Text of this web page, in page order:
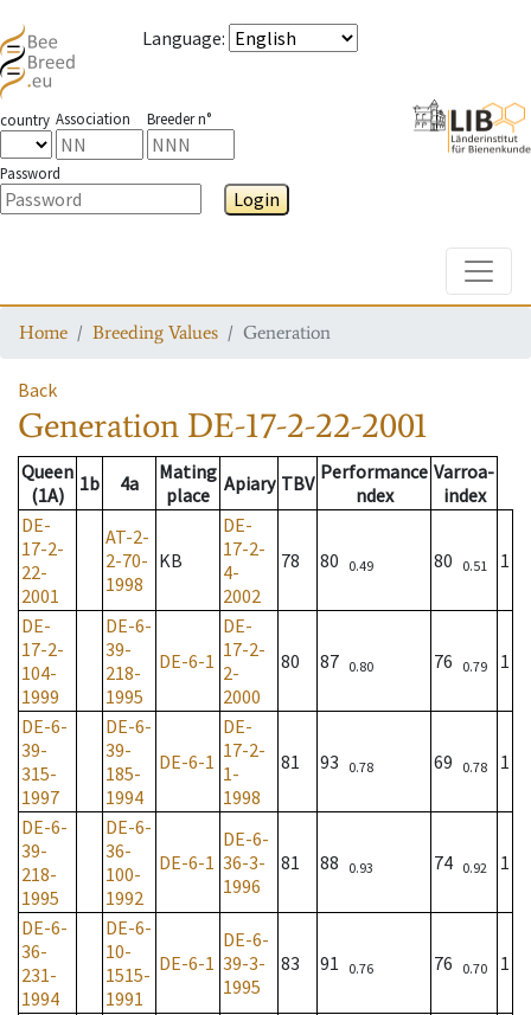
Language:
country Association Breeder n°
Password
Login
Home Breeding Values Generation
Back
Generation DE-17-2-22-2001
Queen
(1A)
1b 4a
Mating
place Apiary TBV Performance
ndex
Varroa-
index
DE-
17-2-
22-
2001
AT-2-
2-70-
1998
KB
DE-
17-2-
4-
2002
78 80 0.49 80 0.51 1
DE-
17-2-
104-
1999
DE-6-
39-
218-
1995
DE-6-1
DE-
17-2-
2-
2000
80 87 0.80 76 0.79 1
DE-6-
39-
315-
1997
DE-6-
39-
185-
1994
DE-6-1
DE-
17-2-
1-
1998
81 93 0.78 69 0.78 1
DE-6-
39-
218-
1995
DE-6-
36-
100-
1992
DE-6-1
DE-6-
36-3-
1996
81 88 0.93 74 0.92 1
DE-6-
36-
231-
1994
DE-6-
10-
1515-
1991
DE-6-1
DE-6-
39-3-
1995
83 91 0.76 76 0.70 1